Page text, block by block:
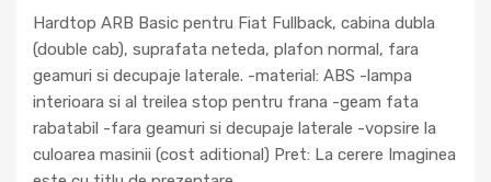
Hardtop ARB Basic pentru Fiat Fullback, cabina dubla
(double cab), suprafata neteda, plafon normal, fara
geamuri si decupaje laterale. -material: ABS -lampa
interioara si al treilea stop pentru frana -geam fata
rabatabil -fara geamuri si decupaje laterale -vopsire la
culoarea masinii (cost aditional) Pret: La cerere Imaginea